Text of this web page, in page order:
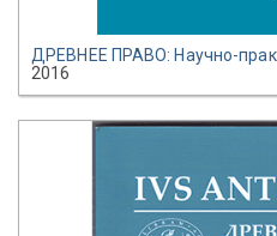
ДРЕВНЕЕ ПРАВО: Научно-
2016